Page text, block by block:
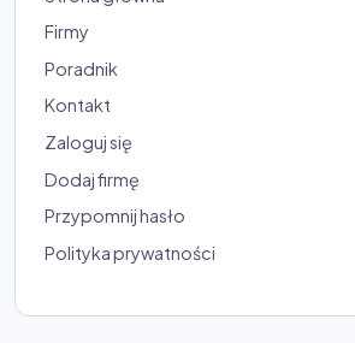
Firmy
Poradnik
Kontakt
Zaloguj się
Dodaj firmę
Przypomnij hasło
Polityka prywatności